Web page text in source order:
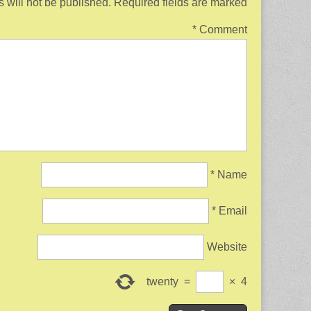
will not be published. Required fields are marked
Comment
*
Name
*
Email
*
Website
4
×
=
twenty